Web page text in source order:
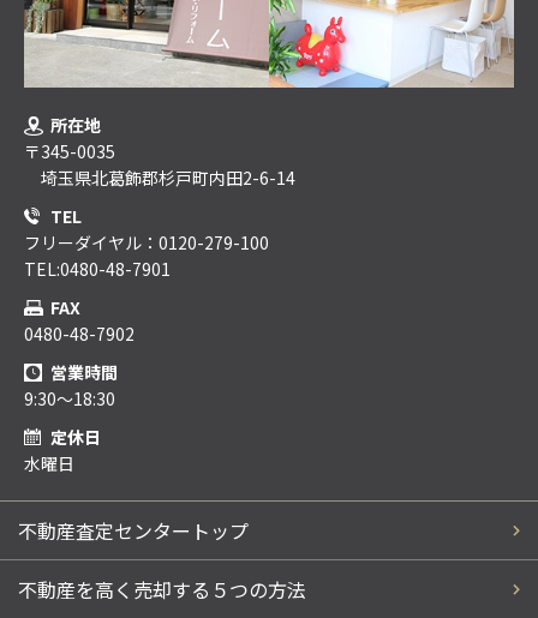
所在地
〒345-0035
埼玉県北葛飾郡杉戸町内田2-6-14
TEL
フリーダイヤル：0120-279-100
TEL:0480-48-7901
FAX
0480-48-7902
営業時間
9:30～18:30
定休日
水曜日
不動産査定センタートップ
不動産を高く売却する５つの方法